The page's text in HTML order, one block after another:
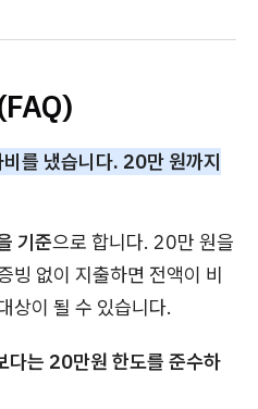
를 냈습니다. 20만 원까지
기준으로 합니다. 20만 원을
빙 없이 지출하면 전액이 비
상이 될 수 있습니다.
다는 20만원 한도를 준수하